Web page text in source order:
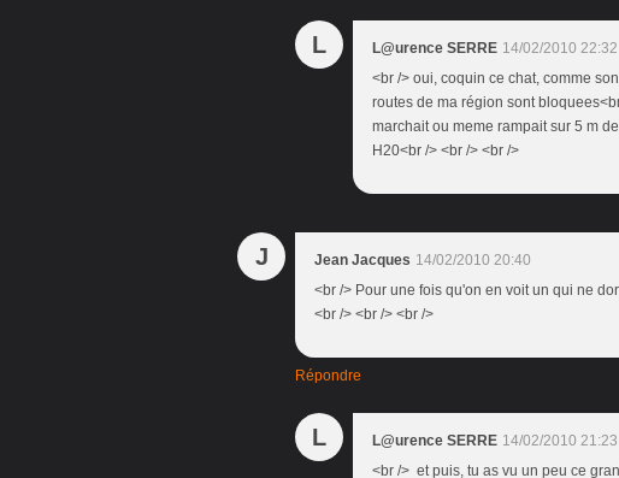
L L@urence SERRE 14/02/2010 22:32
<br /> oui, coquin ce chat, comme
routes de ma région sont
marchait ou meme rampait sur 5 m
H20<br /> <br /> <br />
J Jean Jacques 14/02/2010 20:40
<br /> Pour une fois qu'on en voit un qui ne
<br /> <br /> <br />
Répondre
L L@urence SERRE 14/02/2010 21:23
<br /> et puis, tu as vu un peu ce